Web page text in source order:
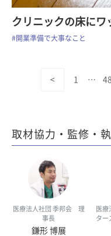
クリニックの床にワ
#開業準備で大事なこと
< 1 … 48
取材協力・監修・
医療法人社団 季邦会 理
事長
鎌形 博展
医療
ター